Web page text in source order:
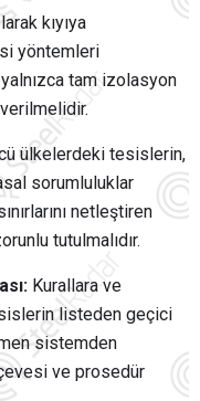
kıyıya
yöntemleri
tam izolasyon
ülkelerdeki tesislerin,
sorumluluklar
netleştiren
tutulmalıdır.
Kurallara ve
listeden geçici
sistemden
ve prosedür